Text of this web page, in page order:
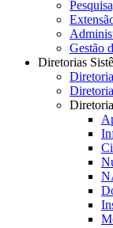
Gestão
Diretorias